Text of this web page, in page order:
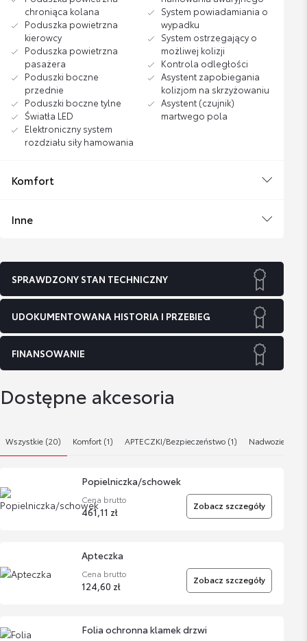
chroniąca kolana
Poduszka powietrzna
kierowcy
Poduszka powietrzna
pasażera
Poduszki boczne
przednie
Poduszki boczne tylne
Światła LED
Elektroniczny system
rozdziału siły hamowania
System powiadamiania o
wypadku
System ostrzegający o
możliwej kolizji
Kontrola odległości
Asystent zapobiegania
kolizjom na skrzyżowaniu
Asystent (czujnik)
martwego pola
Komfort
Inne
SPRAWDZONY STAN TECHNICZNY
UDOKUMENTOWANA HISTORIA I PRZEBIEG
FINANSOWANIE
Dostępne akcesoria
Wszystkie (20) Komfort (1) APTECZKI/Bezpieczeństwo (1) Nadwozie (1)
Popielniczka/schowek
Cena brutto
461,11 zł Zobacz szczegóły
Apteczka
Cena brutto
124,60 zł Zobacz szczegóły
Folia ochronna klamek drzwi